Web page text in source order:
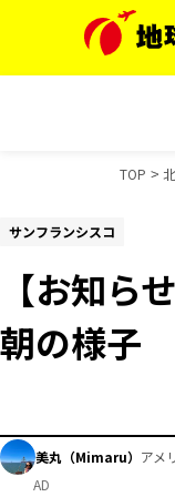
TOP
サンフランシスコ
【お知ら
朝の様子
美丸（Mimaru） アメ
AD